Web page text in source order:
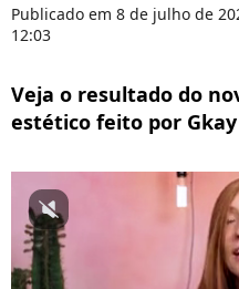
Publicado em 8 de julho de
12:03
Veja o resultado do
estético feito por